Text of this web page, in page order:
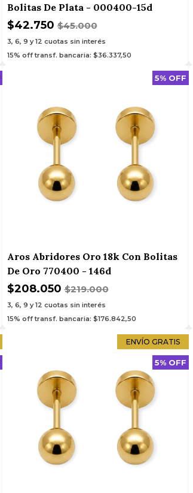
Bolitas De Plata - 000400-15d
$42.750$45.000
3, 6, 9 y 12 cuotas sin interés
15% off transf. bancaria: $36.337,50
5% OFF
Aros Abridores Oro 18k Con Bolitas
De Oro 770400 - 146d
$208.050$219.000
3, 6, 9 y 12 cuotas sin interés
15% off transf. bancaria: $176.842,50
ENVÍO GRATIS
5% OFF